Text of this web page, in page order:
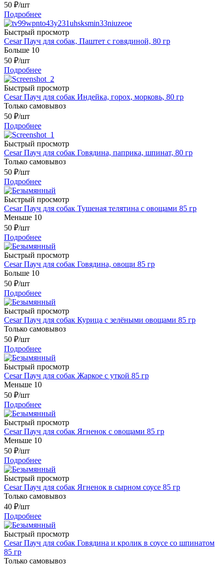
50 ₽/шт
Подробнее
Быстрый просмотр
Cesar Пауч для собак, Паштет с говядиной, 80 гр
Больше 10
50 ₽/шт
Подробнее
Быстрый просмотр
Cesar Пауч для собак Индейка, горох, морковь, 80 гр
Только самовывоз
50 ₽/шт
Подробнее
Быстрый просмотр
Cesar Пауч для собак Говядина, паприка, шпинат, 80 гр
Только самовывоз
50 ₽/шт
Подробнее
Быстрый просмотр
Cesar Пауч для собак Тушеная телятина с овощами 85 гр
Меньше 10
50 ₽/шт
Подробнее
Быстрый просмотр
Cesar Пауч для собак Говядина, овощи 85 гр
Больше 10
50 ₽/шт
Подробнее
Быстрый просмотр
Cesar Пауч для собак Курица с зелёными овощами 85 гр
Только самовывоз
50 ₽/шт
Подробнее
Быстрый просмотр
Cesar Пауч для собак Жаркое с уткой 85 гр
Меньше 10
50 ₽/шт
Подробнее
Быстрый просмотр
Cesar Пауч для собак Ягненок с овощами 85 гр
Меньше 10
50 ₽/шт
Подробнее
Быстрый просмотр
Cesar Пауч для собак Ягненок в сырном соусе 85 гр
Только самовывоз
40 ₽/шт
Подробнее
Быстрый просмотр
Cesar Пауч для собак Говядина и кролик в соусе со шпинатом
85 гр
Только самовывоз